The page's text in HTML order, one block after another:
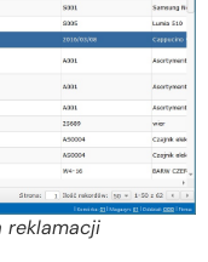
reklamacji